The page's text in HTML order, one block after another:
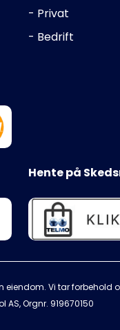
- Privat
- Bedrift
Hente på
Vi tar forbehold
AS, Orgnr. 919670150